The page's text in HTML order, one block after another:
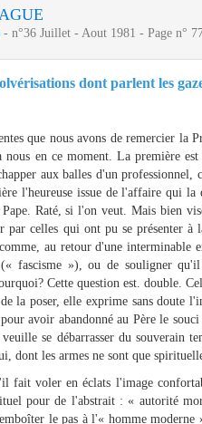
- n°36 Juillet - Aout 1981 - Page n°
dont parlent les
que nous avons de remercier
nous en ce moment. La première
aux balles d'un professionnel,
l'heureuse issue de l'affaire qui
Raté, si l'on veut. Mais bien
par celles qui ont pu se présenter
au retour d'une interminable
(« fascisme »), ou de souligner
Cette question est. double.
la poser, elle exprime sans doute
avoir abandonné au Père le
se débarrasser du souverain
dont les armes ne sont que
fait voler en éclats l'image
pour de l'abstrait : « autorité
le pas à l'« homme moderne